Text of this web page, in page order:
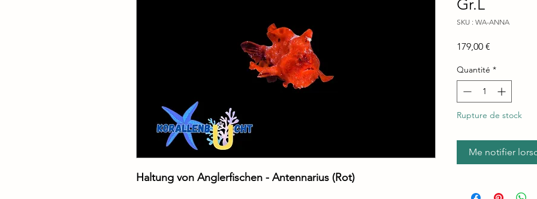
Haltung von Anglerfischen - Antennarius (Rot)
Gr.L
SKU : WA-ANNA
179,00 €
Quantité *
Rupture de stock
Me notifier